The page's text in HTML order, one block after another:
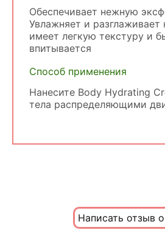
Обеспечивает нежную
Увлажняет и
имеет легкую текстуру и
впитывается
Способ применения
Нанесите Body Hydrating
тела распределяющими
Написать отзыв